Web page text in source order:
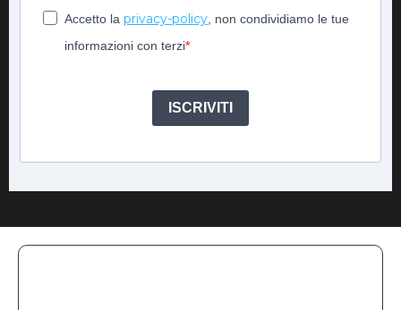
Accetto la privacy-policy , non condividiamo le tue
informazioni con terzi
ISCRIVITI